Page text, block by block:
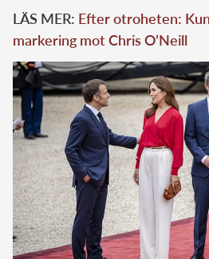
LÄS MER: Efter otroheten:
markering mot Chris O’Neill